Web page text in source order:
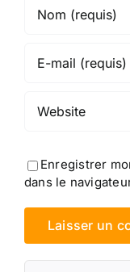
Enregistrer
dans le
Rechercher: